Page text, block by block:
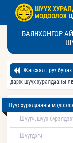
БАЯНХОНГОР
Жагсаалт руу буцах
дарж шүүх хуралдааны
Шүүх хуралдааны
Шүүгч, шүүх
Шүүгдэгч: